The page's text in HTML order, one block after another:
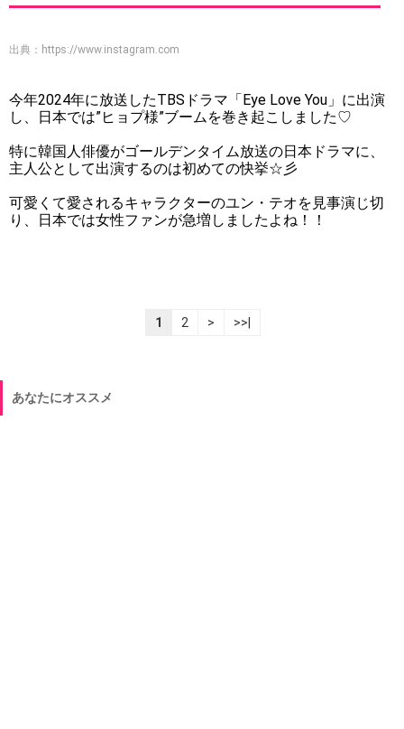
出典： https://www.instagram.com
今年2024年に放送したTBSドラマ「Eye Love You」に出演
し、日本では”ヒョプ様”ブームを巻き起こしました♡
特に韓国人俳優がゴールデンタイム放送の日本ドラマに、
主人公として出演するのは初めての快挙☆彡
可愛くて愛されるキャラクターのユン・テオを見事演じ切
り、日本では女性ファンが急増しましたよね！！
1 2 > >>|
あなたにオススメ